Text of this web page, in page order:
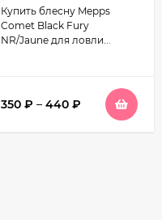
Купить блесну Mepps
Comet Black Fury
NR/Jaune для ловли...
350 ₽ – 440 ₽